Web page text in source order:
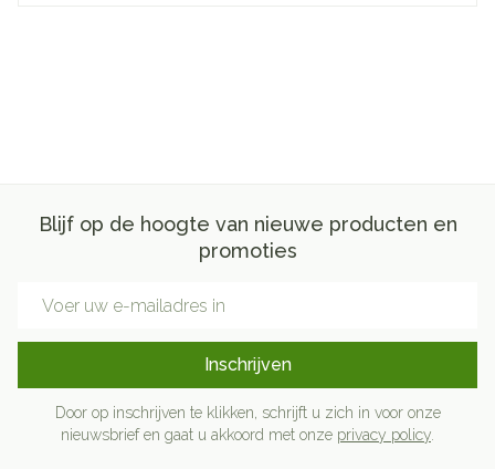
Blijf op de hoogte van nieuwe producten en
promoties
Inschrijven
Door op inschrijven te klikken, schrijft u zich in voor onze
nieuwsbrief en gaat u akkoord met onze privacy policy